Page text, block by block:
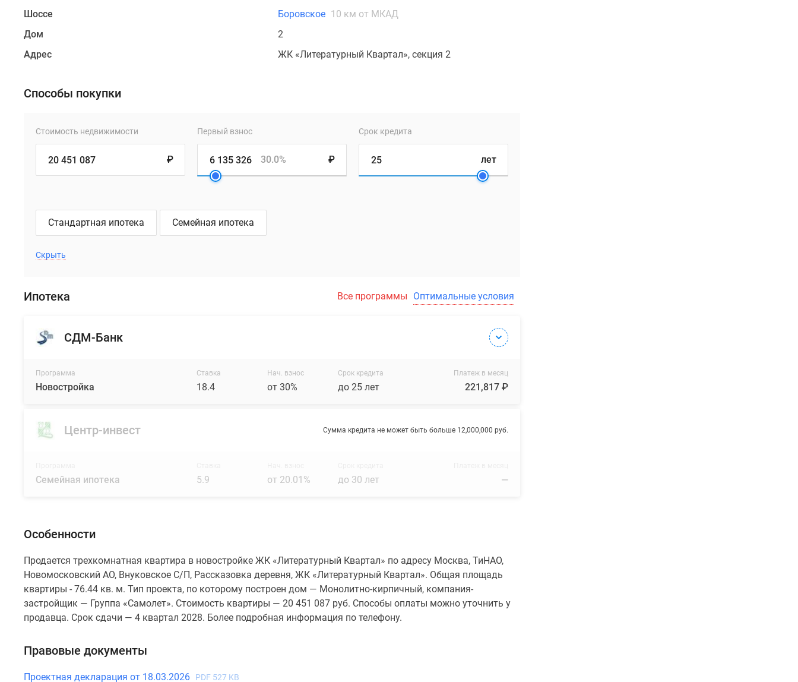
Шоссе
Боровское 10 км от МКАД
Дом
2
Адрес
ЖК «Литературный Квартал», секция 2
Способы покупки
Стоимость недвижимости
₽
Первый взнос
₽
30.0%
Срок кредита
лет
Стандартная ипотека Семейная ипотека
Скрыть
Ипотека Все программы Оптимальные условия
СДМ-Банк
Программа
Новостройка
Ставка
18.4
Нач. взнос
от 30%
Срок кредита
до 25 лет
Платеж в месяц
221,817 ₽
Центр-инвест Сумма кредита не может быть больше 12,000,000 руб.
Семейная ипотека 5.9 от 20.01% до 30 лет —
Особенности
Продается трехкомнатная квартира в новостройке ЖК «Литературный Квартал» по адресу Москва, ТиНАО,
Новомосковский АО, Внуковское С/П, Рассказовка деревня, ЖК «Литературный Квартал». Общая площадь
квартиры - 76.44 кв. м. Тип проекта, по которому построен дом — Монолитно-кирпичный, компания-
застройщик — Группа «Самолет». Стоимость квартиры — 20 451 087 руб. Способы оплаты можно уточнить у
продавца. Срок сдачи — 4 квартал 2028. Более подробная информация по телефону.
Правовые документы
Проектная декларация от 18.03.2026 PDF 527 KB